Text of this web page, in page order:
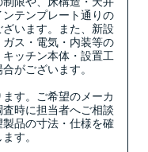
テンプレート通りの
います。また、新設
ス・電気・内装等の
ッチン本体・設置工
がございます。
す。ご希望のメーカ
時に担当者へご相談
品の寸法・仕様を確
す。